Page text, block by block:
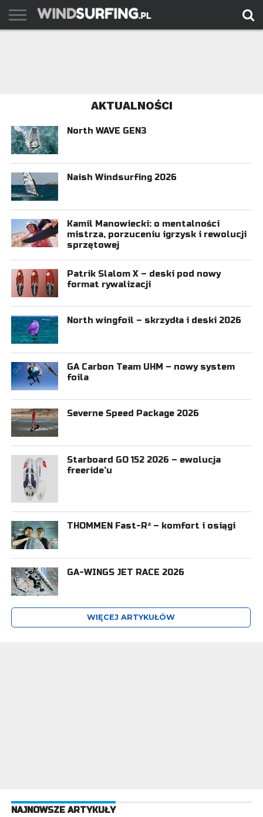
AKTUALNOŚCI
North WAVE GEN3
Naish Windsurfing 2026
Kamil Manowiecki: o mentalności
mistrza, porzuceniu igrzysk i rewolucji
sprzętowej
Patrik Slalom X – deski pod nowy
format rywalizacji
North wingfoil – skrzydła i deski 2026
GA Carbon Team UHM – nowy system
foila
Severne Speed Package 2026
Starboard GO 152 2026 – ewolucja
freeride’u
THOMMEN Fast-R² – komfort i osiągi
GA-WINGS JET RACE 2026
WIĘCEJ ARTYKUŁÓW
NAJNOWSZE ARTYKUŁY